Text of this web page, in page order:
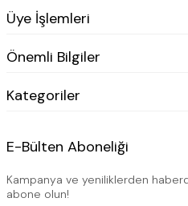
Üye İşlemleri
Önemli Bilgiler
Kategoriler
E-Bülten Aboneliği
Kampanya ve yeniliklerden
abone olun!